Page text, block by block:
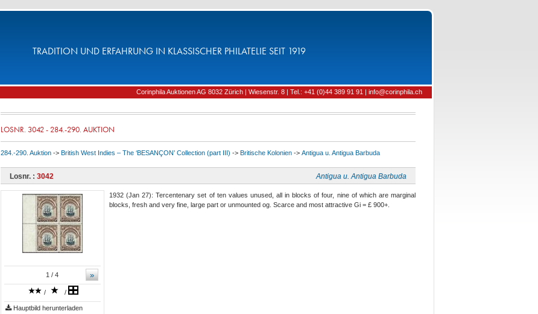
TRADITION UND ERFAHRUNG IN KLASSISCHER PHILATELIE SEIT 1919
Corinphila Auktionen AG 8032 Zürich | Wiesenstr. 8 | Tel.: +41 (0)44 389 91 91 | info@corinphila.ch
LOSNR. 3042 - 284.-290. AUKTION
284.-290. Auktion -> British West Indies – The ‘BESANÇON’ Collection (part III) -> Britische Kolonien -> Antigua u. Antigua Barbuda
Losnr. : 3042 Antigua u. Antigua Barbuda
»
1 / 4
/ /
Hauptbild herunterladen
1932 (Jan 27): Tercentenary set of ten values unused, all in blocks of four, nine of which are marginal
blocks, fresh and very fine, large part or unmounted og. Scarce and most attractive Gi = £ 900+.